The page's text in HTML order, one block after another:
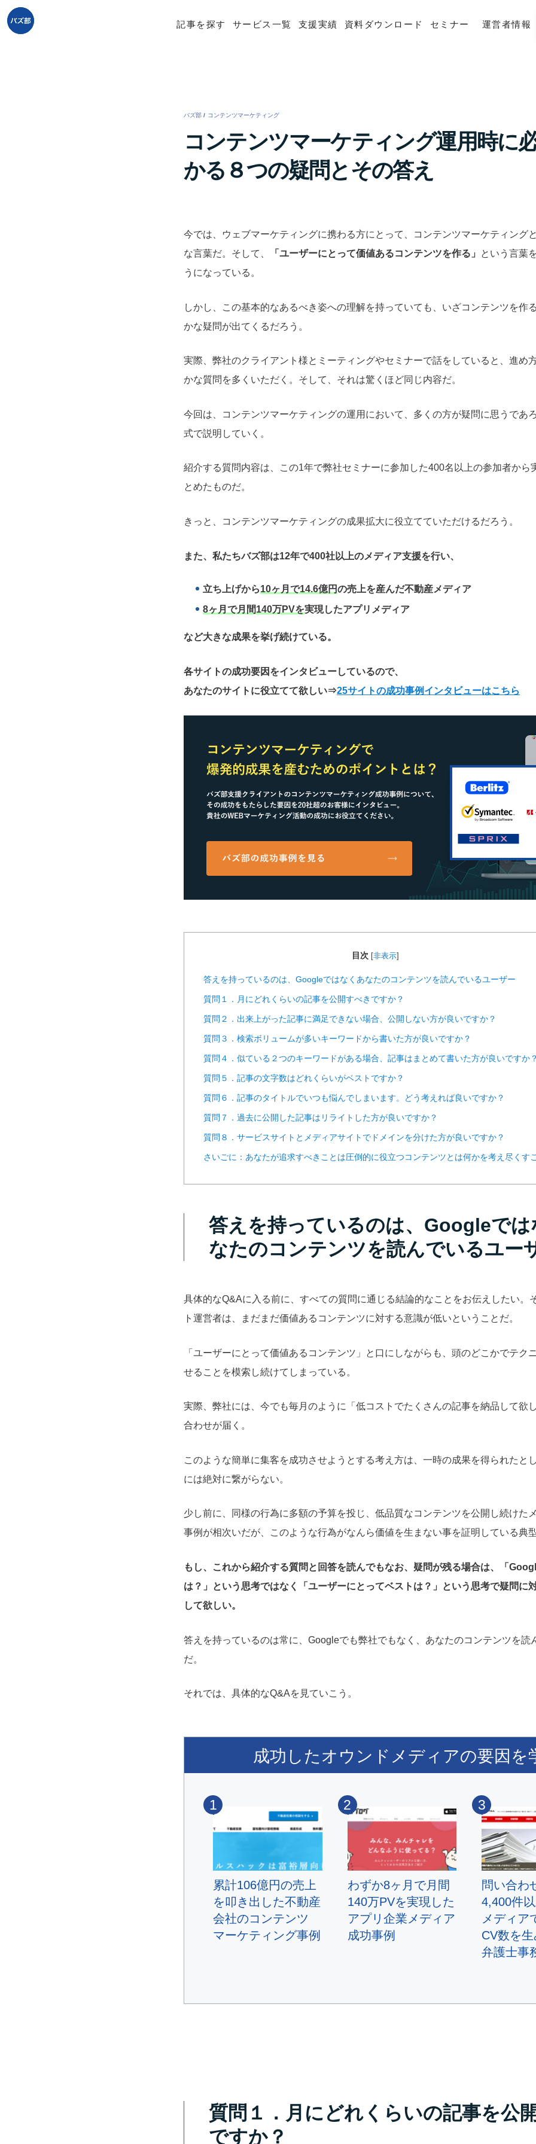
記事を探す サービス一覧 支援実績 資料ダウンロード セミナー 運営者情報
バズ部 / コンテンツマーケティング
コンテンツマーケティング運用時に
かる８つの疑問とその答え
今では、ウェブマーケティングに携わる方にとって、コンテンツマーケティング
な言葉だ。そして、
「ユーザーにとって価値あるコンテンツを作る」
という言葉
うになっている。
しかし、この基本的なあるべき姿への理解を持っていても、いざコンテンツを作
かな疑問が出てくるだろう。
実際、弊社のクライアント様とミーティングやセミナーで話をしていると、進め
かな質問を多くいただく。そして、それは驚くほど同じ内容だ。
今回は、コンテンツマーケティングの運用において、多くの方が疑問に思うであ
式で説明していく。
紹介する質問内容は、この1年で弊社セミナーに参加した400名以上の参加者から
とめたものだ。
きっと、コンテンツマーケティングの成果拡大に役立てていただけるだろう。
また、私たちバズ部は12年で400社以上のメディア支援を行い、
立ち上げから10ヶ月で14.6億円の売上を産んだ不動産メディア
8ヶ月で月間140万PVを実現したアプリメディア
など大きな成果を挙げ続けている。
各サイトの成功要因をインタビューしているので、
あなたのサイトに役立てて欲しい⇒25サイトの成功事例インタビューはこちら
目次 非表示]
答えを持っているのは、Googleではなくあなたのコンテンツを読んでいるユーザー
質問１．月にどれくらいの記事を公開すべきですか？
質問２．出来上がった記事に満足できない場合、公開しない方が良いですか？
質問３．検索ボリュームが多いキーワードから書いた方が良いですか？
質問４．似ている２つのキーワードがある場合、記事はまとめて書いた方が良いですか
質問５．記事の文字数はどれくらいがベストですか？
質問６．記事のタイトルでいつも悩んでしまいます。どう考えれば良いですか？
質問７．過去に公開した記事はリライトした方が良いですか？
質問８．サービスサイトとメディアサイトでドメインを分けた方が良いですか？
さいごに：あなたが追求すべきことは圧倒的に役立つコンテンツとは何かを考え尽くす
答えを持っているのは、Googleでは
なたのコンテンツを読んでいるユー
具体的なQ&Aに入る前に、すべての質問に通じる結論的なことをお伝えしたい。
ト運営者は、まだまだ価値あるコンテンツに対する意識が低いということだ。
「ユーザーにとって価値あるコンテンツ」と口にしながらも、頭のどこかでテク
せることを模索し続けてしまっている。
実際、弊社には、今でも毎月のように「低コストでたくさんの記事を納品して欲
合わせが届く。
このような簡単に集客を成功させようとする考え方は、一時の成果を得られたと
には絶対に繋がらない。
少し前に、同様の行為に多額の予算を投じ、低品質なコンテンツを公開し続けた
事例が相次いだが、このような行為がなんら価値を生まない事を証明している典
もし、これから紹介する質問と回答を読んでもなお、疑問が残る場合は、「
は？」という思考ではなく「ユーザーにとってベストは？」という思考で疑問に
して欲しい。
答えを持っているのは常に、Googleでも弊社でもなく、あなたのコンテンツを読
だ。
それでは、具体的なQ&Aを見ていこう。
成功したオウンドメディアの要因を
累計106億円の売上
を叩き出した不動産
会社のコンテンツ
マーケティング事例
1
わずか8ヶ月で月間
140万PVを実現した
アプリ企業メディア
成功事例
2
問い合わ
4,400件
メディア
CV数を
弁護士事
3
質問１．月にどれくらいの記事を公
ですか？